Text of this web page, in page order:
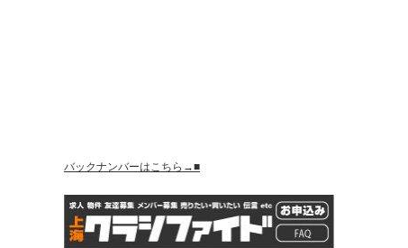
バックナンバーはこちら→■